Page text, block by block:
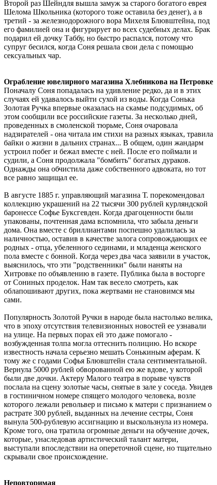
Второй раз Шейндля вышла замуж за старого богатого еврея
Шелома Школьника (которого тоже оставила без денег), а в
третий - за железнодорожного вора Михеля Блювштейна, под
его фамилией она и фигурирует во всех судебных делах. Брак
подарил ей дочку Таббу, но быстро распался, потому что
супруг бесился, когда Соня решала свои дела с помощью
сексуальных чар.
Ограбление ювелирного магазина Хлебникова на Петровке
Поначалу Соня попадалась на удивление редко, да и в этих
случаях ей удавалось выйти сухой из воды. Когда Сонька
Золотая Ручка впервые оказалась на скамье подсудимых, об
этом сообщили все российские газеты. За несколько дней,
проведенных в смоленской тюрьме, Соня очаровала
надзирателей - она читала им стихи на разных языках, травила
байки о жизни в дальних странах... В общем, один жандарм
устроил побег и бежал вместе с ней. После его поймали и
судили, а Соня продолжала "бомбить" богатых дураков.
Однажды она обчистила даже собственного адвоката, но тот
все равно защищал ее.
В августе 1885 г. управляющий магазина Т. порекомендовал
коллекцию украшений на 22 тысячи 300 рублей курляндской
баронессе Софье Буксгевден. Когда драгоценности были
упакованы, почтенная дама вспомнила, что забыла деньги
дома. Она вместе с бриллиантами поспешно удалилась за
наличностью, оставив в качестве залога сопровождающих ее
родных - отца, убеленного сединами, и младенца женского
пола вместе с бонной. Когда через два часа заявили в участок,
выяснилось, что эти "родственники" были наняты на
Хитровке по объявлению в газете. Публика была в восторге
от Сониных проделок. Нам так весело смотреть, как
облапошивают других, пока жертвами не становимся мы
сами.
Популярность Золотой Ручки в народе была настолько велика,
что в эпоху отсутствия телевизионных новостей ее узнавали
на улице. На первых порах ей это даже помогало -
возбужденная толпа могла оттеснить полицию. Но вскоре
известность начала серьезно мешать Сонькиным аферам. К
тому же с годами Софья Блювштейн стала сентиментальной.
Вернула 5000 рублей обворованной ею же вдове, у которой
были две дочки. Актеру Малого театра в порыве чувств
послала на сцену золотые часы, снятые в зале у соседа. Увидев
в гостиничном номере спящего молодого человека, возле
которого лежали револьвер и письмо к матери с признанием о
растрате 300 рублей, выданных на лечение сестры, Соня
вынула 500-рублевую ассигнацию и выскользнула из номера.
Кроме того, она тратила огромные деньги на обучение дочек,
которые, унаследовав артистический талант матери,
выступали впоследствии на опереточной сцене, но тщательно
скрывали свое происхождение.
Неповторимая